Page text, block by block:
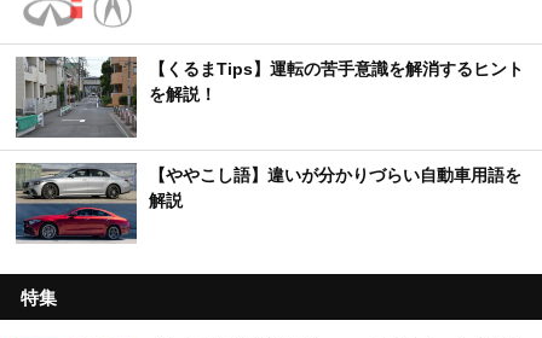
【くるまTips】運転の苦手意識を解消するヒント
を解説！
【ややこし語】違いが分かりづらい自動車用語を
解説
特集